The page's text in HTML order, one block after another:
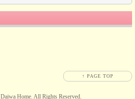
↑ PAGE TOP
Daiwa Home. All Rights Reserved.